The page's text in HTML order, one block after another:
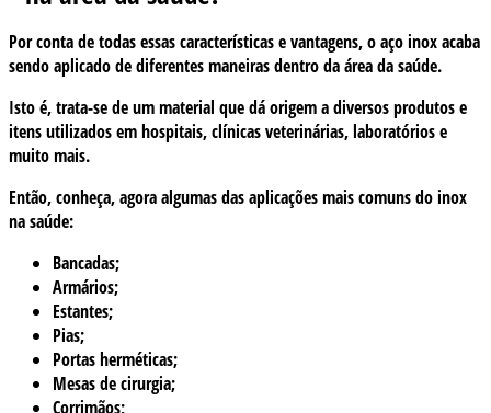
Por conta de todas essas características e vantagens, o aço inox acaba
sendo aplicado de diferentes maneiras dentro da área da saúde.
Isto é, trata-se de um material que dá origem a diversos produtos e
itens utilizados em hospitais, clínicas veterinárias, laboratórios e
muito mais.
Então, conheça, agora algumas das aplicações mais comuns do inox
na saúde:
Bancadas;
Armários;
Estantes;
Pias;
Portas herméticas;
Mesas de cirurgia;
Corrimãos;